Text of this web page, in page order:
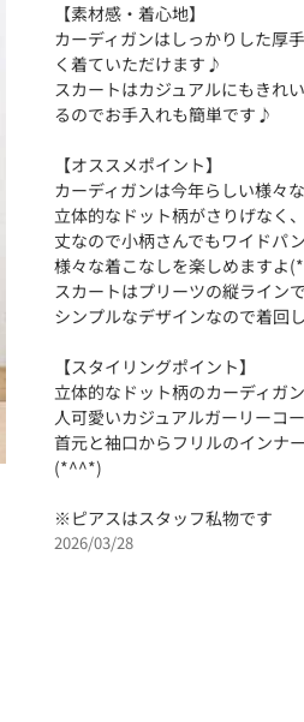
【素材感・着心地】
カーディガンはしっかりした厚
く着ていただけます♪
スカートはカジュアルにもきれ
るのでお手入れも簡単です♪
【オススメポイント】
カーディガンは今年らしい様々
立体的なドット柄がさりげなく
丈なので小柄さんでもワイドパ
様々な着こなしを楽しめますよ
スカートはプリーツの縦ライン
シンプルなデザインなので着回
【スタイリングポイント】
立体的なドット柄のカーディガ
人可愛いカジュアルガーリーコ
首元と袖口からフリルのインナ
(*^^*)
※ピアスはスタッフ私物です
2026/03/28